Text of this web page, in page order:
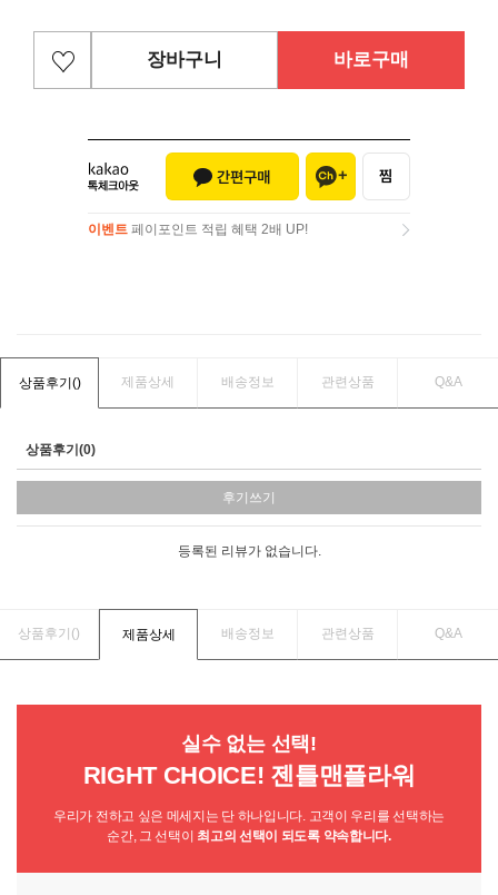
장바구니 바로구매
이벤트 페이포인트 적립 혜택 2배 UP!
상품후기() 제품상세 배송정보 관련상품 Q&A
상품후기(0)
후기쓰기
등록된 리뷰가 없습니다.
상품후기() 제품상세 배송정보 관련상품 Q&A
실수 없는 선택!
RIGHT CHOICE! 젠틀맨플라워
우리가 전하고 싶은 메세지는 단 하나입니다. 고객이 우리를 선택하는
순간, 그 선택이 최고의 선택이 되도록 약속합니다.